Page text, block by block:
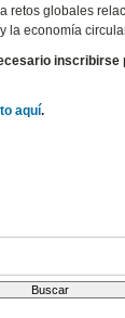
retos globales
la economía
inscribirse
aquí.